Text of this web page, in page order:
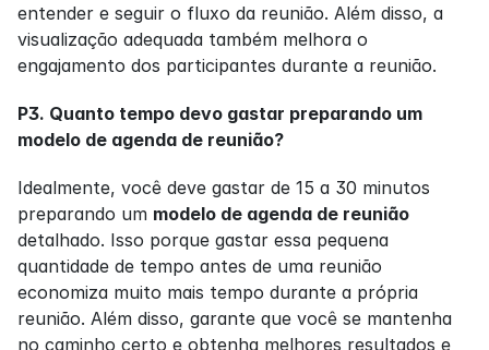
entender e seguir o fluxo da reunião. Além disso, a
visualização adequada também melhora o
engajamento dos participantes durante a reunião.
P3. Quanto tempo devo gastar preparando um
modelo de agenda de reunião?
Idealmente, você deve gastar de 15 a 30 minutos
preparando um modelo de agenda de reunião
detalhado. Isso porque gastar essa pequena
quantidade de tempo antes de uma reunião
economiza muito mais tempo durante a própria
reunião. Além disso, garante que você se mantenha
no caminho certo e obtenha melhores resultados e